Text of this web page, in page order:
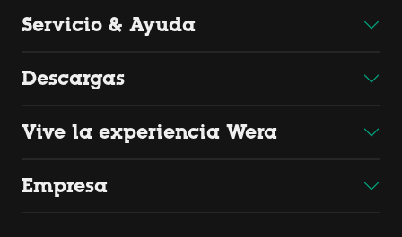
Servicio & Ayuda
Descargas
Vive la experiencia Wera
Empresa